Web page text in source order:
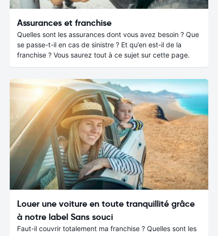
Assurances et franchise
Quelles sont les assurances dont vous avez besoin ? Que
se passe-t-il en cas de sinistre ? Et qu’en est-il de la
franchise ? Vous saurez tout à ce sujet sur cette page.
Louer une voiture en toute tranquillité grâce
à notre label Sans souci
Faut-il couvrir totalement ma franchise ? Quelles sont les